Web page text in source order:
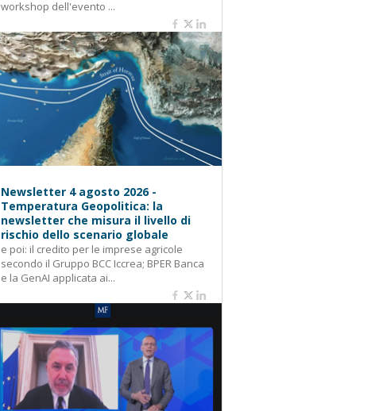
workshop dell'evento ...
Newsletter 4 agosto 2026 -
Temperatura Geopolitica: la
newsletter che misura il livello di
rischio dello scenario globale
e poi: il credito per le imprese agricole
secondo il Gruppo BCC Iccrea; BPER Banca
e la GenAI applicata ai...